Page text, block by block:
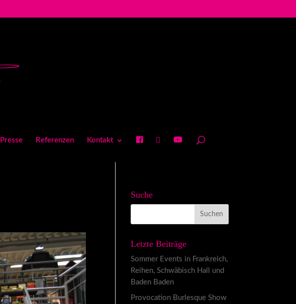
Referenzen Kontakt
Suche
Letzte Beiträge
Sommer Events in Frankreich,
Reihen, Schwäbisch Hall und
Baden Baden
Provocation Burlesque Show